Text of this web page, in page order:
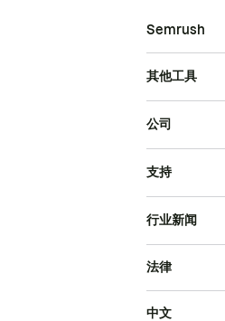
Semrush
其他工具
公司
支持
行业新闻
法律
中文